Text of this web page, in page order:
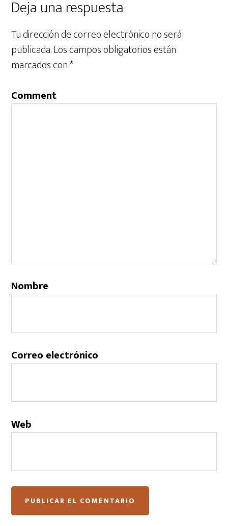
Deja una respuesta
Tu dirección de correo electrónico no será
publicada.Los campos obligatorios están
marcados con*
Comment
Nombre
Correo electrónico
Web